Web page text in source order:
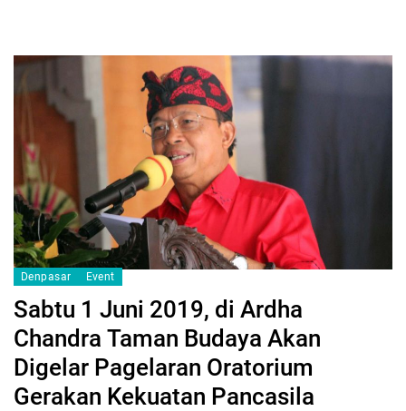
Denpasar Event
Sabtu 1 Juni 2019, di Ardha
Chandra Taman Budaya Akan
Digelar Pagelaran Oratorium
Gerakan Kekuatan Pancasila